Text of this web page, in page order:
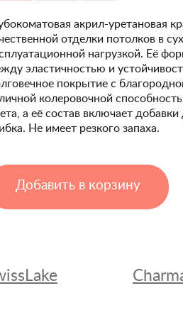
акрил-уретановая
отделки потолков в
нагрузкой. Её
эластичностью и
покрытие с
колеровочной
а её состав включает
Не имеет резкого запаха.
Добавить в корзину